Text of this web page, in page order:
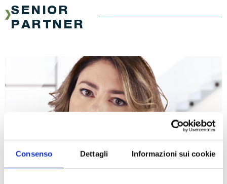
Consenso Dettagli Informazioni sui cookie
SENIOR
PARTNER